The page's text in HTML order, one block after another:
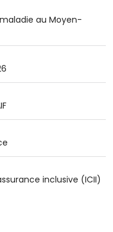
au Moyen-
inclusive (ICII)